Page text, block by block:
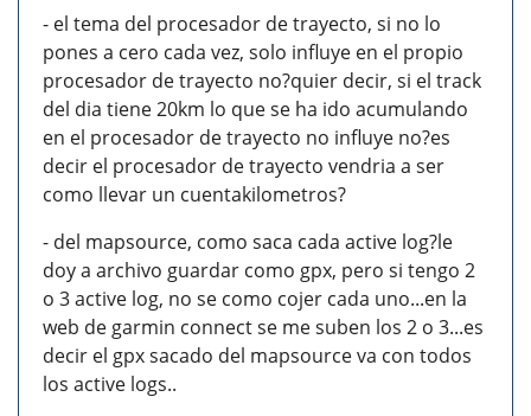
- el tema del procesador de trayecto, si no lo
pones a cero cada vez, solo influye en el propio
procesador de trayecto no?quier decir, si el track
del dia tiene 20km lo que se ha ido acumulando
en el procesador de trayecto no influye no?es
decir el procesador de trayecto vendria a ser
como llevar un cuentakilometros?
- del mapsource, como saca cada active log?le
doy a archivo guardar como gpx, pero si tengo 2
o 3 active log, no se como cojer cada uno...en la
web de garmin connect se me suben los 2 o 3...es
decir el gpx sacado del mapsource va con todos
los active logs..